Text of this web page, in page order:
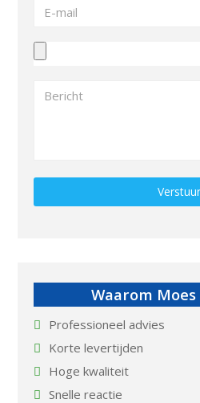
Gelieve dit veld leeg te laten.
Waarom Moes
Professioneel advies
Korte levertijden
Hoge kwaliteit
Snelle reactie